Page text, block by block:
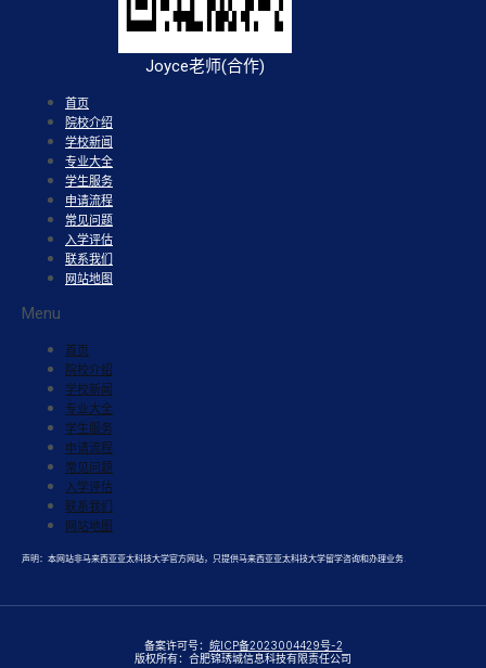
Joyce老师(合作)
首页
院校介绍
学校新闻
专业大全
学生服务
申请流程
常见问题
入学评估
联系我们
网站地图
Menu
首页
院校介绍
学校新闻
专业大全
学生服务
申请流程
常见问题
入学评估
联系我们
网站地图
声明：本网站非马来西亚亚太科技大学官方网站，只提供马来西亚亚太科技大学留学咨询和办理业务.
备案许可号： 皖ICP备2023004429号-2
版权所有：合肥锦琇城信息科技有限责任公司